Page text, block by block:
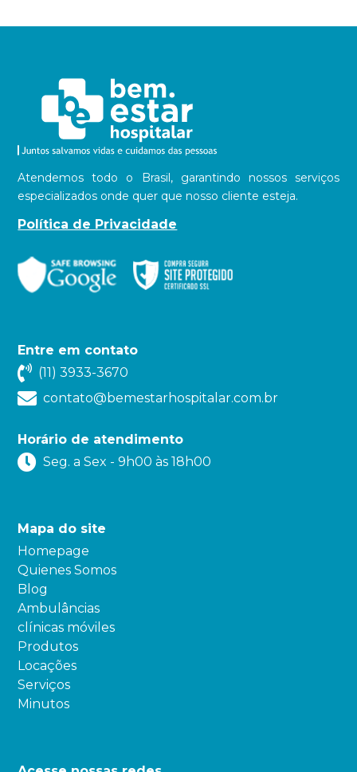
Atendemos todo o Brasil, garantindo nossos serviços
especializados onde quer que nosso cliente esteja.
Política de Privacidade
Entre em contato
(11) 3933-3670
contato@bemestarhospitalar.com.br
Horário de atendimento
Seg. a Sex - 9h00 às 18h00
Mapa do site
Homepage
Quienes Somos
Blog
Ambulâncias
clínicas móviles
Produtos
Locações
Serviços
Minutos